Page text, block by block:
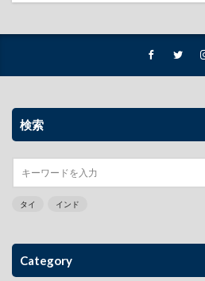
検索
タイ インド
Category